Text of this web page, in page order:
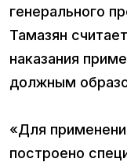
генерального
Тамазян
наказания
должным
«Для
построено